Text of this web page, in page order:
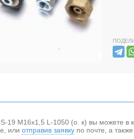
19 М16х1,5 L-1050 (о. к) вы можете в
или отправив заявку по почте, а